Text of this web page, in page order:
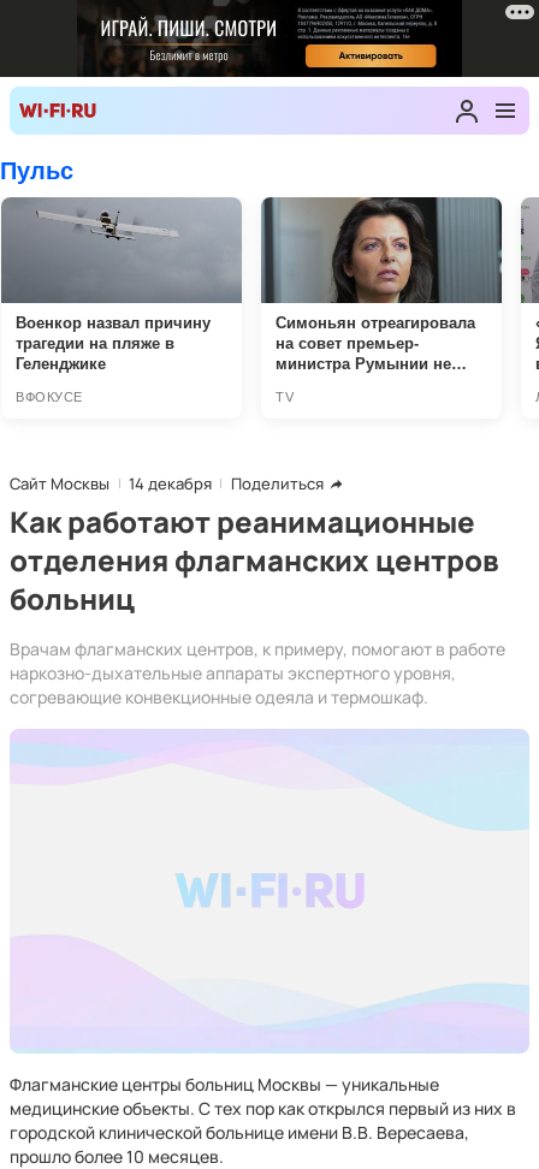
Сайт Москвы 14 декабря Поделиться
Как работают реанимационные
отделения флагманских центров
больниц
Врачам флагманских центров, к примеру, помогают в работе
наркозно-дыхательные аппараты экспертного уровня,
согревающие конвекционные одеяла и термошкаф.
Флагманские центры больниц Москвы — уникальные
медицинские объекты. С тех пор как открылся первый из них в
городской клинической больнице имени В.В. Вересаева,
прошло более 10 месяцев.